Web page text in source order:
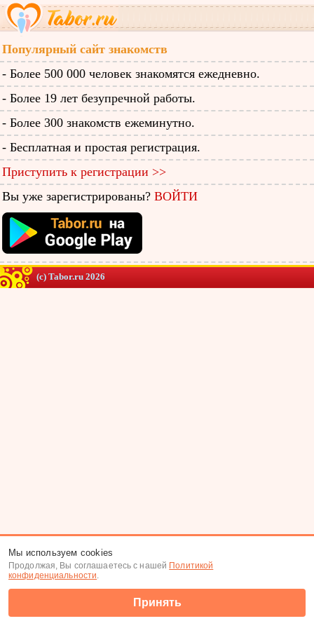
Популярный сайт знакомств
- Более 500 000 человек знакомятся ежедневно.
- Более 19 лет безупречной работы.
- Более 300 знакомств ежеминутно.
- Бесплатная и простая регистрация.
Приступить к регистрации >>
Вы уже зарегистрированы? ВОЙТИ
(c) Tabor.ru 2026
Мы используем cookies
Продолжая, Вы соглашаетесь с нашей Политикой
конфиденциальности.
Принять